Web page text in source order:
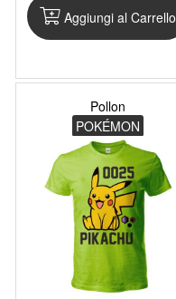
Aggiungi al Carrello
Pollon
POKÉMON